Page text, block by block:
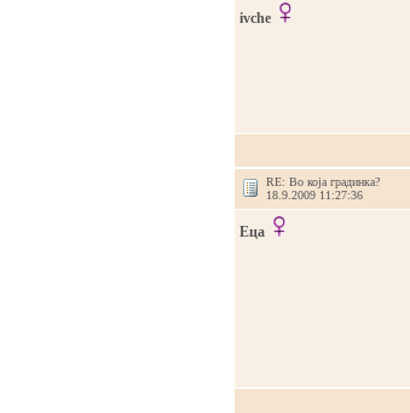
ivche
RE: Во која градинка?
18.9.2009 11:27:36
Еца